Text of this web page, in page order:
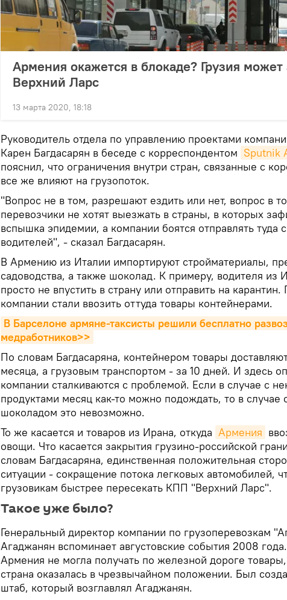
Армения окажется в блокаде? Грузия может
Верхний Ларс
13 марта 2020, 18:18
Руководитель отдела по управлению проектами
Карен Багдасарян в беседе с корреспондентом Sputnik
пояснил, что ограничения внутри стран, связанные с
все же влияют на грузопоток.
"Вопрос не в том, разрешают ездить или нет, вопрос в
перевозчики не хотят выезжать в страны, в которых
вспышка эпидемии, а компании боятся отправлять туда
водителей", - сказал Багдасарян.
В Армению из Италии импортируют стройматериалы,
садоводства, а также шоколад. К примеру, водителя из
просто не впустить в страну или отправить на
компании стали ввозить оттуда товары контейнерами.
В Барселоне армяне-таксисты решили бесплатно
медработников>>
По словам Багдасаряна, контейнером товары
месяца, а грузовым транспортом - за 10 дней. И здесь
компании сталкиваются с проблемой. Если в случае с
продуктами месяц как-то можно подождать, то в случае
шоколадом это невозможно.
То же касается и товаров из Ирана, откуда Армения
овощи. Что касается закрытия грузино-российской
словам Багдасаряна, единственная положительная
ситуации - сокращение потока легковых автомобилей,
грузовикам быстрее пересекать КПП "Верхний Ларс".
Такое уже было?
Генеральный директор компании по грузоперевозкам
Агаджанян вспоминает августовские события 2008 года.
Армения не могла получать по железной дороге товары,
страна оказалась в чрезвычайном положении. Был
штаб, который возглавлял Агаджанян.